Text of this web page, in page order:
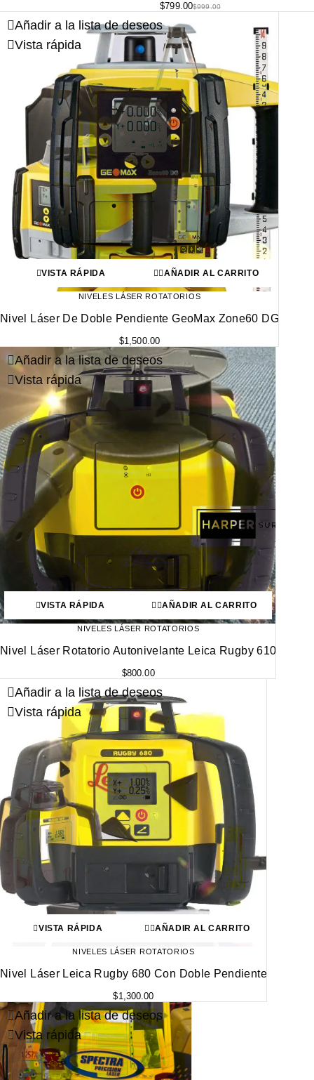
$999.00
$799.00
Añadir a la lista de deseos
Vista rápida
VISTA RÁPIDA AÑADIR AL CARRITO
NIVELES LÁSER ROTATORIOS
Nivel Láser De Doble Pendiente GeoMax Zone60 DG
$1,500.00
Añadir a la lista de deseos
Vista rápida
VISTA RÁPIDA AÑADIR AL CARRITO
NIVELES LÁSER ROTATORIOS
Nivel Láser Rotatorio Autonivelante Leica Rugby 610
$800.00
Añadir a la lista de deseos
Vista rápida
VISTA RÁPIDA AÑADIR AL CARRITO
NIVELES LÁSER ROTATORIOS
Nivel Láser Leica Rugby 680 Con Doble Pendiente
$1,300.00
Añadir a la lista de deseos
Vista rápida